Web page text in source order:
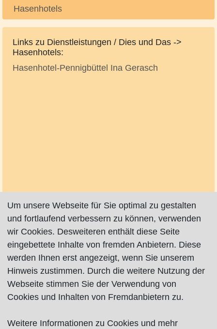
Hasenhotels
Links zu Dienstleistungen / Dies und Das ->
Hasenhotels:
Hasenhotel-Pennigbüttel Ina Gerasch
Um unsere Webseite für Sie optimal zu gestalten
und fortlaufend verbessern zu können, verwenden
wir Cookies. Desweiteren enthält diese Seite
eingebettete Inhalte von fremden Anbietern. Diese
werden Ihnen erst angezeigt, wenn Sie unserem
Hinweis zustimmen. Durch die weitere Nutzung der
Webseite stimmen Sie der Verwendung von
Cookies und Inhalten von Fremdanbietern zu.
Weitere Informationen zu Cookies und mehr